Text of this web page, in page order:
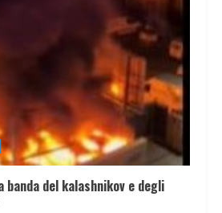
del kalashnikov e degli